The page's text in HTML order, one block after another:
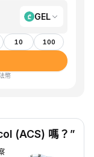
GEL
10 100
幣
(ACS) 嗎？”